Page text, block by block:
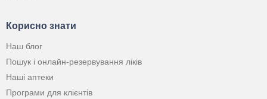
Корисно знати
Наш блог
Пошук і онлайн-резервування ліків
Наші аптеки
Програми для клієнтів